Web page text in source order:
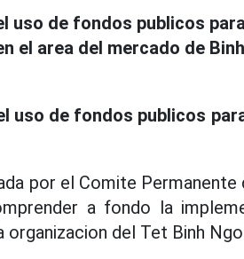
uso de fondos publicos
el area del mercado de
uso de fondos publicos
por el Comite Permanente
a fondo la
del Tet Binh